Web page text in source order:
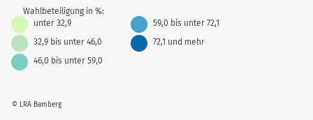
© LRA Bamberg
Wahlbeteiligung in %:
unter 32,9
32,9 bis unter 46,0
46,0 bis unter 59,0
59,0 bis unter 72,1
72,1 und mehr